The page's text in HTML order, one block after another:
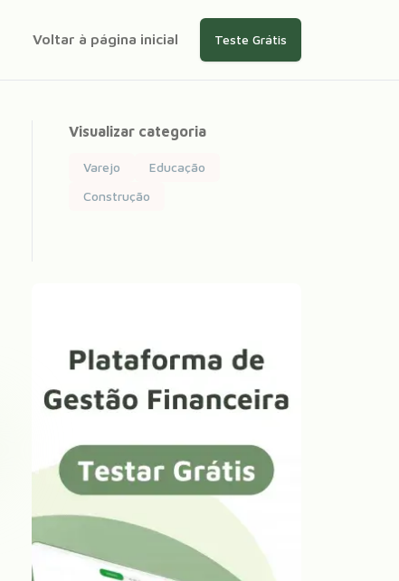
Voltar à página inicial Teste Grátis
Visualizar categoria
Varejo
Educação
Construção